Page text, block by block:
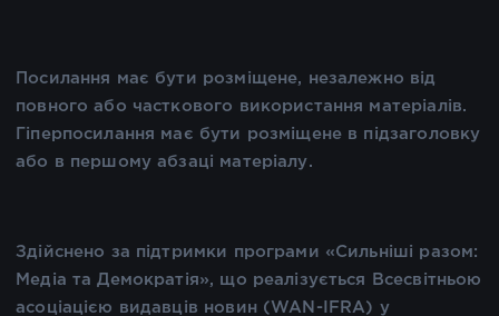
Посилання має бути розміщене, незалежно від
повного або часткового використання матеріалів.
Гіперпосилання має бути розміщене в підзаголовку
або в першому абзаці матеріалу.
Здійснено за підтримки програми «Сильніші разом:
Медіа та Демократія», що реалізується Всесвітньою
асоціацією видавців новин (WAN-IFRA) у